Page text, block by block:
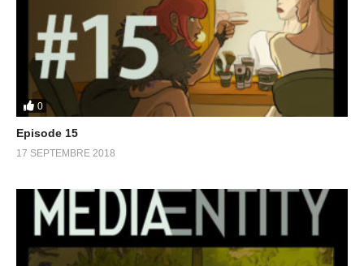
0
Episode 15
17 SEPTEMBRE 2018